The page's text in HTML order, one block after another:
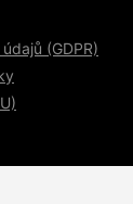
(GDPR)